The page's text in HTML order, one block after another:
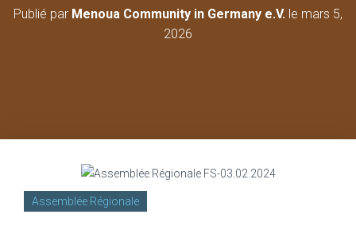
G
Publié par Menoua Community in Germany e.V. le mars 5,
2026
Assemblée Régionale